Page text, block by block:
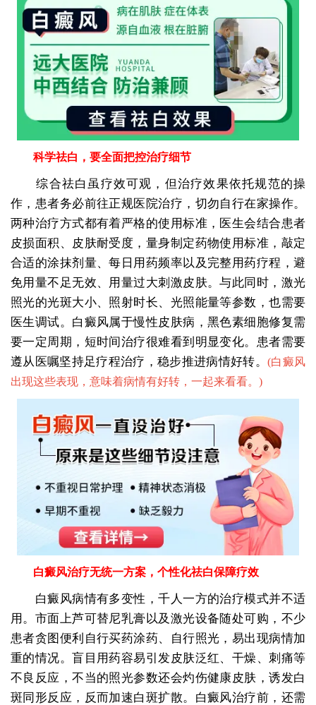
科学祛白，要全面把控治疗细节
综合祛白虽疗效可观，但治疗效果依托规范的操
作，患者务必前往正规医院治疗，切勿自行在家操作。
两种治疗方式都有着严格的使用标准，医生会结合患者
皮损面积、皮肤耐受度，量身制定药物使用标准，敲定
合适的涂抹剂量、每日用药频率以及完整用药疗程，避
免用量不足无效、用量过大刺激皮肤。与此同时，激光
照光的光斑大小、照射时长、光照能量等参数，也需要
医生调试。白癜风属于慢性皮肤病，黑色素细胞修复需
要一定周期，短时间治疗很难看到明显变化。患者需要
遵从医嘱坚持足疗程治疗，稳步推进病情好转。(白癜风
出现这些表现，意味着病情有好转，一起来看看。 )
白癜风治疗无统一方案，个性化祛白保障疗效
白癜风病情有多变性，千人一方的治疗模式并不适
用。市面上芦可替尼乳膏以及激光设备随处可购，不少
患者贪图便利自行买药涂药、自行照光，易出现病情加
重的情况。盲目用药容易引发皮肤泛红、干燥、刺痛等
不良反应，不当的照光参数还会灼伤健康皮肤，诱发白
斑同形反应，反而加速白斑扩散。白癜风治疗前，还需